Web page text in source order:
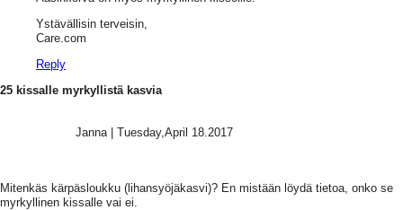
Ystävällisin terveisin,
Care.com
Reply
25 kissalle myrkyllistä kasvia
Janna| Tuesday,April 18.2017
Mitenkäs kärpäsloukku (lihansyöjäkasvi)? En mistään löydä tietoa, onko se
myrkyllinen kissalle vai ei.